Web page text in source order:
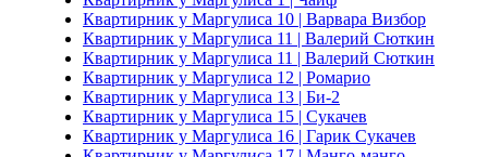
Квартирник у Маргулиса 10 | Варвара Визбор
Квартирник у Маргулиса 11 | Валерий Сюткин
Квартирник у Маргулиса 11 | Валерий Сюткин
Квартирник у Маргулиса 12 | Ромарио
Квартирник у Маргулиса 13 | Би-2
Квартирник у Маргулиса 15 | Сукачев
Квартирник у Маргулиса 16 | Гарик Сукачев